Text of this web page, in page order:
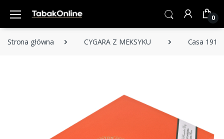
0
Strona główna CYGARA Z MEKSYKU Casa